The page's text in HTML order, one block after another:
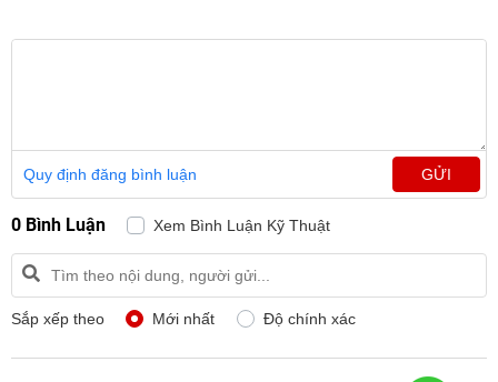
Quy định đăng bình luận GỬI
0 Bình Luận Xem Bình Luận Kỹ Thuật
Sắp xếp theo Mới nhất Độ chính xác